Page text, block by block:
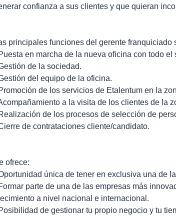
confianza a sus clientes y que quieran
principales funciones del gerente franquiciado
en marcha de la nueva oficina con todo
de la sociedad.
del equipo de la oficina.
de los servicios de Etalentum en la
a la visita de los clientes de la
de los procesos de selección de
de contrataciones cliente/candidato.
ofrece:
única de tener en exclusiva una de
parte de una de las empresas más
a nivel nacional e internacional.
de gestionar tu propio negocio y tu